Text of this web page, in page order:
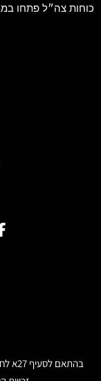
כוחות צה״ל פתחו